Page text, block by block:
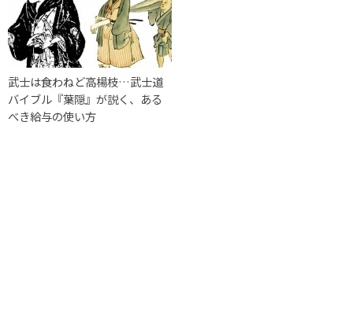
武士は食わねど高楊枝…武士道
バイブル『葉隠』が説く、ある
べき給与の使い方